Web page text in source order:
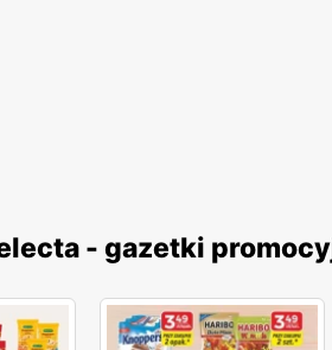
- gazetki